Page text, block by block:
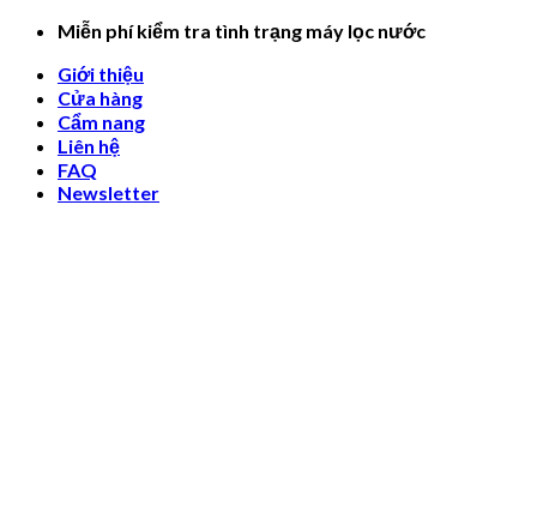
Skip
content
Miễn phí kiểm tra tình trạng máy lọc nước
Giới thiệu
Cửa hàng
Cẩm nang
Liên hệ
FAQ
Newsletter